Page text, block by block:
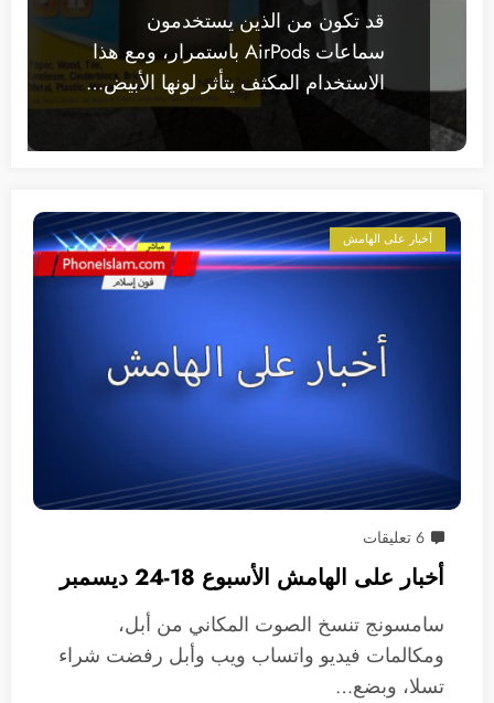
قد تكون من الذين يستخدمون
سماعات AirPods باستمرار، ومع هذا
الاستخدام المكثف يتأثر لونها الأبيض…
أخبار على الهامش
6 تعليقات
أخبار على الهامش الأسبوع 18-24 ديسمبر
سامسونج تنسخ الصوت المكاني من أبل،
ومكالمات فيديو واتساب ويب وأبل رفضت شراء
تسلا، وبضع…